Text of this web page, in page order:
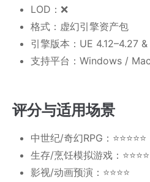
LOD：❌
格式：虚幻引擎资产包
引擎版本：UE 4.12–4.27
支持平台：Windows /
评分与适用场景
中世纪/奇幻RPG：⭐⭐⭐⭐⭐
生存/烹饪模拟游戏：
影视/动画预演：⭐⭐⭐⭐